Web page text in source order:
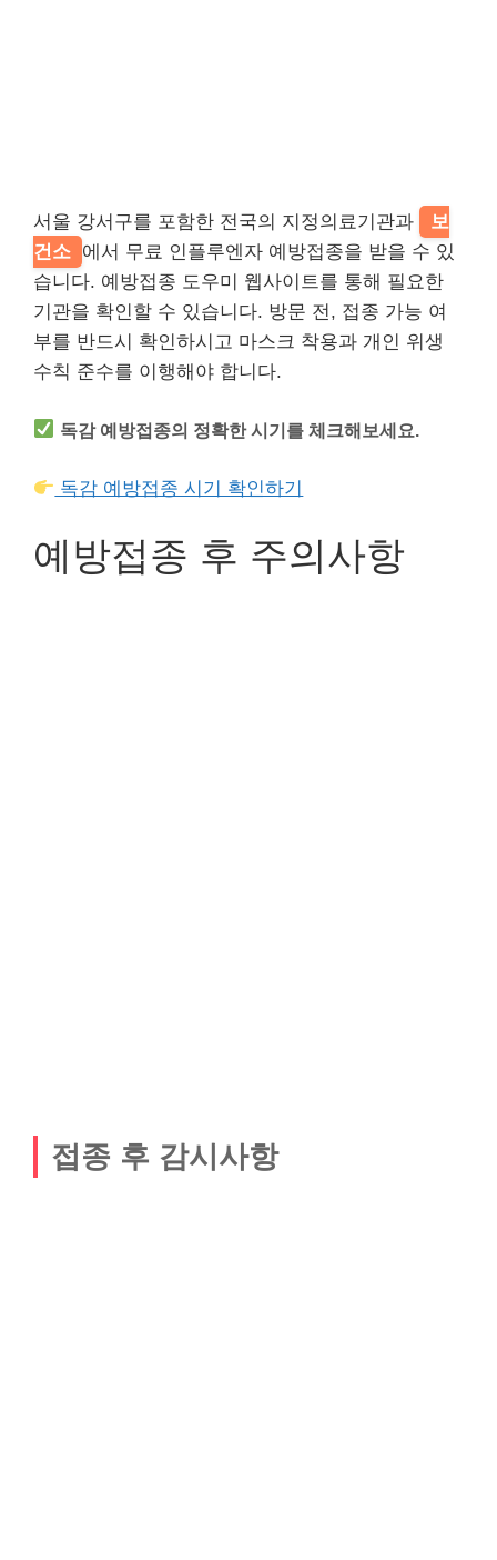
서울 강서구를 포함한 전국의 지정의료기관과
보
건소 에서 무료 인플루엔자 예방접종을 받을 수 있
습니다. 예방접종 도우미 웹사이트를 통해 필요한
기관을 확인할 수 있습니다. 방문 전, 접종 가능 여
부를 반드시 확인하시고 마스크 착용과 개인 위생
수칙 준수를 이행해야 합니다.
독감 예방접종의 정확한 시기를 체크해보세요.
독감 예방접종 시기 확인하기
예방접종 후 주의사항
접종 후 감시사항